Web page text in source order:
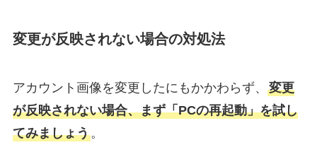
変更が反映されない場合の対処法
アカウント画像を変更したにもかかわらず、 変更
が反映されない場合、まず「PCの再起動」を試し
てみましょう。